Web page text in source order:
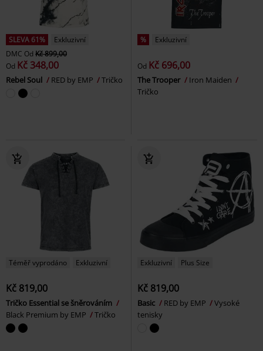
SLEVA 61%
Exkluzivní
DMC Od Kč 899,00
Od Kč 348,00
Rebel Soul RED by EMP Tričko
% Exkluzivní
Od Kč 696,00
The Trooper
Iron Maiden
Tričko
Téměř vyprodáno Exkluzivní
Kč 819,00
Tričko Essential se šněrováním
Black Premium by EMP
Tričko
Exkluzivní Plus Size
Kč 819,00
Basic RED by EMP
Vysoké
tenisky